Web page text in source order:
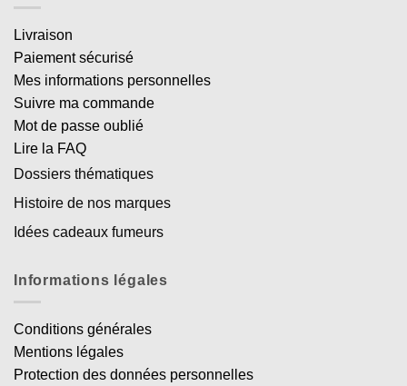
Livraison
Paiement sécurisé
Mes informations personnelles
Suivre ma commande
Mot de passe oublié
Lire la FAQ
Dossiers thématiques
Histoire de nos marques
Idées cadeaux fumeurs
Informations légales
Conditions générales
Mentions légales
Protection des données personnelles